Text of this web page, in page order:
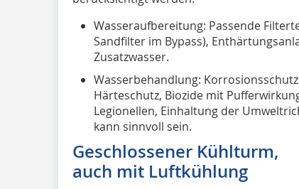
Wasseraufbereitung: Passende
Sandfilter im Bypass),
Zusatzwasser.
Wasserbehandlung:
Härteschutz, Biozide mit
Legionellen, Einhaltung der
kann sinnvoll sein.
Geschlossener Kühlturm,
auch mit Luftkühlung